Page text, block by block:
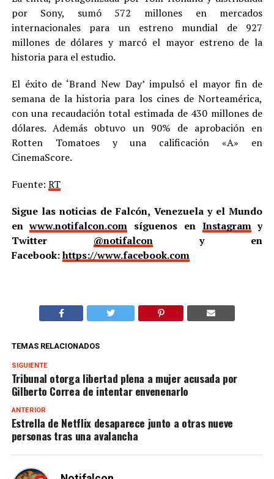
por Sony, sumó 572 millones en mercados
internacionales para un estreno mundial de 927
millones de dólares y marcó el mayor estreno de la
historia para el estudio.
El éxito de ‘Brand New Day’ impulsó el mayor fin de
semana de la historia para los cines de Norteamérica,
con una recaudación total estimada de 430 millones de
dólares. Además obtuvo un 90% de aprobación en
Rotten Tomatoes y una calificación «A» en
CinemaScore.
Fuente: RT
Sigue las noticias de Falcón, Venezuela y el Mundo
enwww.notifalcon.com síguenos en Instagramy
Twitter @notifalcony en
Facebook:https://www.facebook.com
TEMAS RELACIONADOS
SIGUIENTE
Tribunal otorga libertad plena a mujer acusada por
Gilberto Correa de intentar envenenarlo
ANTERIOR
Estrella de Netflix desaparece junto a otras nueve
personas tras una avalancha